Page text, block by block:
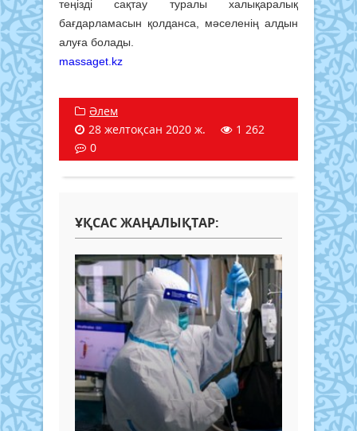
теңізді сақтау туралы халықаралық
бағдарламасын қолданса, мәселенің алдын
алуға болады.
massaget.kz
Әлем
28 желтоқсан 2020 ж.
1 262
0
ҰҚСАС ЖАҢАЛЫҚТАР: